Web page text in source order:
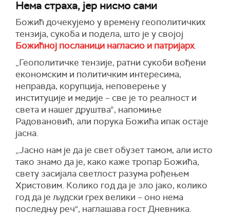
Нема страха, јер нисмо сами
Божић дочекујемо у времену геополитичких
тензија, сукоба и подела, што је у својој
Божићној посланици нагласио и патријарх.
„Геополитичке тензије, ратни сукоби вођени
економским и политичким интересима,
неправда, корупција, неповерење у
институције и медије – све је то реалност и
света и нашег друштва“, напомиње
Радовановић, али порука Божића ипак остаје
јасна.
„Јасно нам је да је свет обузет тамом, али исто
тако знамо да је, како каже тропар Божића,
свету засијала светлост разума рођењем
Христовим. Колико год да је зло јако, колико
год да је људски грех велики – оно нема
последњу реч", наглашава гост Дневника.